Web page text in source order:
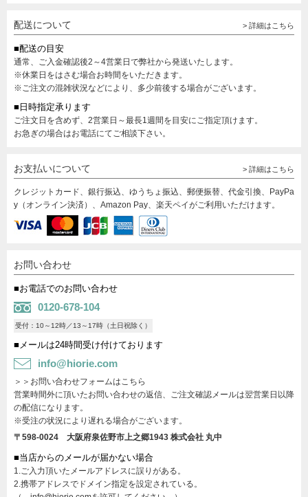
配送について > 詳細はこちら
■配送の目安
通常、ご入金確認後2～4営業日で弊社から発送いたします。
※休業日をはさむ場合お時間をいただきます。
※ご注文の混雑状況などにより、多少前後する場合がございます。
■日時指定承ります
ご注文日を含めず、2営業日～最長1週間を目安にご指定頂けます。
お急ぎの場合はお電話にてご相談下さい。
お支払いについて > 詳細はこちら
クレジットカード、銀行振込、ゆうちょ振込、郵便振替、代金引換、PayPa
y（オンライン決済）、Amazon Pay、楽天ペイがご利用いただけます。
お問い合わせ
■お電話でのお問い合わせ
0120-678-104
受付：10～12時／13～17時（土日祝除く）
■メールは24時間受け付けております
info@hiorie.com
＞＞お問い合わせフォームはこちら
営業時間外に頂いたお問い合わせの返信、ご注文確認メールは翌営業日以降
の配信になります。
※受注の状況により遅れる場合がございます。
〒598-0024 大阪府泉佐野市上之郷1943 株式会社 丸中
■当店からのメールが届かない場合
1.ご入力頂いたメールアドレスに誤りがある。
2.携帯アドレスでドメイン指定を設定されている。